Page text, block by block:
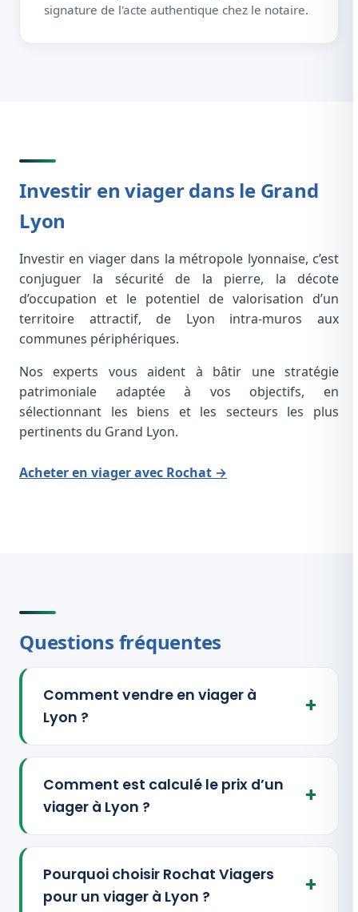
signature de l'acte authentique chez le notaire.
Investir en viager dans le Grand
Lyon
Investir en viager dans la métropole lyonnaise, c’est
conjuguer la sécurité de la pierre, la décote
d’occupation et le potentiel de valorisation d’un
territoire attractif, de Lyon intra-muros aux
communes périphériques.
Nos experts vous aident à bâtir une stratégie
patrimoniale adaptée à vos objectifs, en
sélectionnant les biens et les secteurs les plus
pertinents du Grand Lyon.
Acheter en viager avec Rochat →
Questions fréquentes
Comment vendre en viager à
Lyon ?
Comment est calculé le prix d’un
viager à Lyon ?
Pourquoi choisir Rochat Viagers
pour un viager à Lyon ?